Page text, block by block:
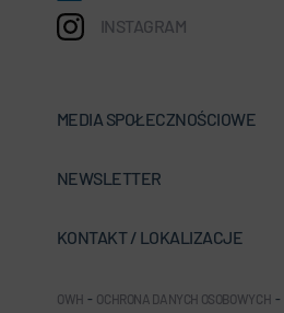
INSTAGRAM
MEDIA SPOŁECZNOŚCIOWE
NEWSLETTER
KONTAKT / LOKALIZACJE
OWH - OCHRONA DANYCH OSOBOWYCH -